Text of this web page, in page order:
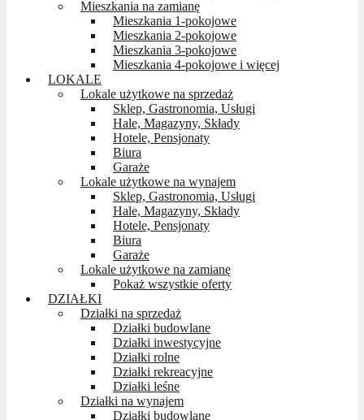
Mieszkania na zamianę
Mieszkania 1-pokojowe
Mieszkania 2-pokojowe
Mieszkania 3-pokojowe
Mieszkania 4-pokojowe i więcej
LOKALE
Lokale użytkowe na sprzedaż
Sklep, Gastronomia, Usługi
Hale, Magazyny, Składy
Hotele, Pensjonaty
Biura
Garaże
Lokale użytkowe na wynajem
Sklep, Gastronomia, Usługi
Hale, Magazyny, Składy
Hotele, Pensjonaty
Biura
Garaże
Lokale użytkowe na zamianę
Pokaż wszystkie oferty
DZIAŁKI
Działki na sprzedaż
Działki budowlane
Działki inwestycyjne
Działki rolne
Działki rekreacyjne
Działki leśne
Działki na wynajem
Działki budowlane